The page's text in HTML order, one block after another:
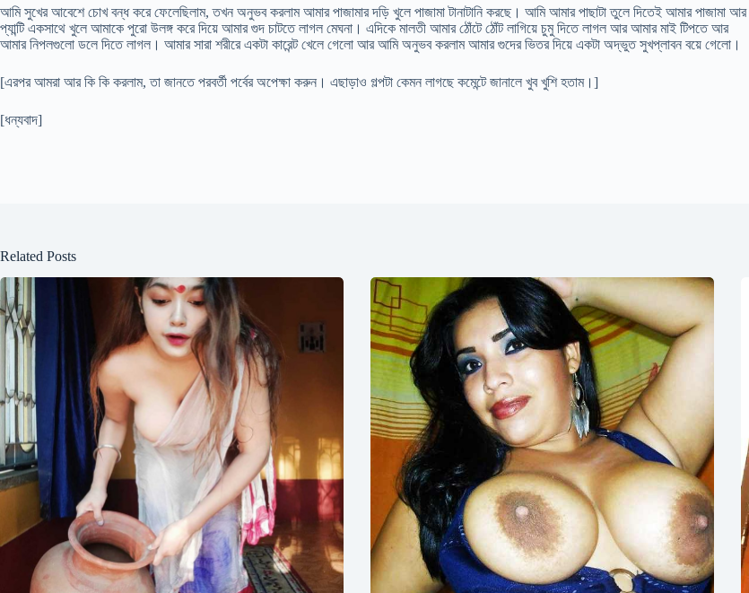
আমি সুখের আবেশে চোখ বন্ধ করে ফেলেছিলাম, তখন অনুভব করলাম আমার পাজামার দড়ি খুলে পাজামা টানাটানি করছে। আমি আমার পাছাটা তুলে দিতেই আমার পাজামা আর
প্যান্টি একসাথে খুলে আমাকে পুরো উলঙ্গ করে দিয়ে আমার গুদ চাটতে লাগল মেঘনা। এদিকে মালতী আমার ঠোঁটে ঠোঁট লাগিয়ে চুমু দিতে লাগল আর আমার মাই টিপতে আর
আমার নিপলগুলো ডলে দিতে লাগল। আমার সারা শরীরে একটা কারেন্ট খেলে গেলো আর আমি অনুভব করলাম আমার গুদের ভিতর দিয়ে একটা অদ্ভুত সুখপ্লাবন বয়ে গেলো।
[এরপর আমরা আর কি কি করলাম, তা জানতে পরবর্তী পর্বের অপেক্ষা করুন। এছাড়াও গল্পটা কেমন লাগছে কমেন্টে জানালে খুব খুশি হতাম।]
[ধন্যবাদ]
Related Posts